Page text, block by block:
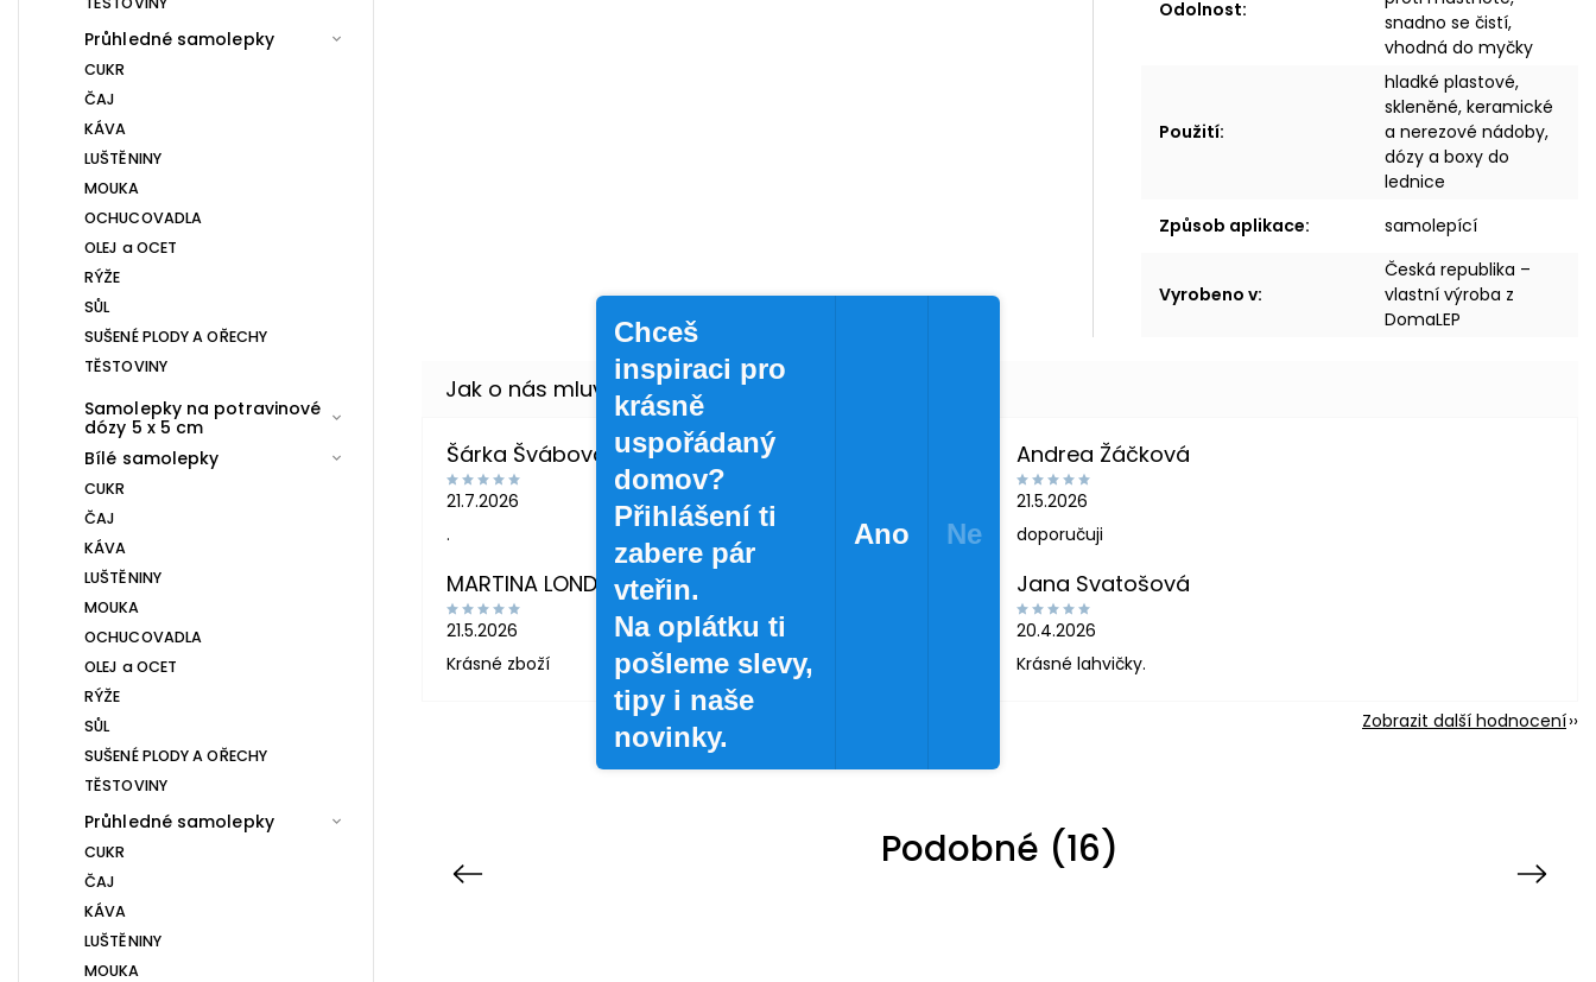
Průhledné samolepky
CUKR
ČAJ
KÁVA
LUŠTĚNINY
MOUKA
OCHUCOVADLA
OLEJ a OCET
RÝŽE
SŮL
SUŠENÉ PLODY A OŘECHY
TĚSTOVINY
Samolepky na potravinové
dózy 5 x 5 cm
Bílé samolepky
CUKR
ČAJ
KÁVA
LUŠTĚNINY
MOUKA
OCHUCOVADLA
OLEJ a OCET
RÝŽE
SŮL
SUŠENÉ PLODY A OŘECHY
TĚSTOVINY
Průhledné samolepky
CUKR
ČAJ
KÁVA
LUŠTĚNINY
MOUKA
Odolnost:
snadno se čistí,
vhodná do myčky
Použití:
hladké plastové,
skleněné, keramické
a nerezové nádoby,
dózy a boxy do
lednice
Způsob aplikace: samolepící
Vyrobeno v:
Česká republika –
vlastní výroba z
DomaLEP
Šárka Švábová
21.7.2026
.
Andrea Žáčková
21.5.2026
doporučuji
MARTINA LONDINOVÁ
21.5.2026
Krásné zboží
Jana Svatošová
20.4.2026
Krásné lahvičky.
Zobrazit další hodnocení
Podobné (16)
Previous Next
Chceš
inspiraci pro
krásně
uspořádaný
domov?
Přihlášení ti
zabere pár
vteřin.
Na oplátku ti
pošleme slevy,
tipy i naše
novinky.
Ano Ne